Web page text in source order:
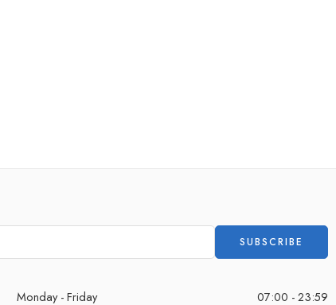
Monday - Friday
07:00 - 23:59